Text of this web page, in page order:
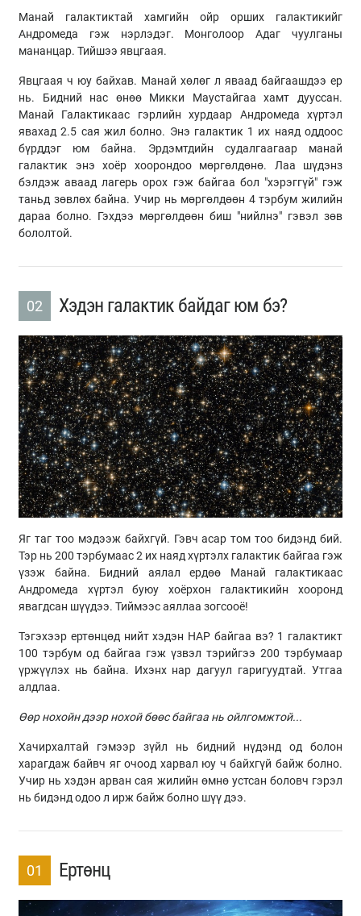
Манай галактиктай хамгийн ойр орших галактикийг
Андромеда гэж нэрлэдэг. Монголоор Адаг чуулганы
мананцар. Тийшээ явцгаая.
Явцгаая ч юу байхав. Манай хөлөг л яваад байгаашдээ ер
нь. Бидний нас өнөө Микки Маустайгаа хамт дууссан.
Манай Галактикаас гэрлийн хурдаар Андромеда хүртэл
явахад 2.5 сая жил болно. Энэ галактик 1 их наяд оддоос
бүрддэг юм байна. Эрдэмтдийн судалгаагаар манай
галактик энэ хоёр хоорондоо мөргөлдөнө. Лаа шүдэнз
бэлдэж аваад лагерь орох гэж байгаа бол "хэрэггүй" гэж
таньд зөвлөх байна. Учир нь мөргөлдөөн 4 тэрбум жилийн
дараа болно. Гэхдээ мөргөлдөөн биш "нийлнэ" гэвэл зөв
бололтой.
02 Хэдэн галактик байдаг юм бэ?
Яг таг тоо мэдээж байхгүй. Гэвч асар том тоо бидэнд бий.
Тэр нь 200 тэрбумаас 2 их наяд хүртэлх галактик байгаа гэж
үзэж байна. Бидний аялал ердөө Манай галактикаас
Андромеда хүртэл буюу хоёрхон галактикийн хооронд
явагдсан шүүдээ. Тиймээс аяллаа зогсооё!
Тэгэхээр ертөнцөд нийт хэдэн НАР байгаа вэ? 1 галактикт
100 тэрбум од байгаа гэж үзвэл тэрийгээ 200 тэрбумаар
үржүүлэх нь байна. Ихэнх нар дагуул гаригуудтай. Утгаа
алдлаа.
Өөр нохойн дээр нохой бөөс байгаа нь ойлгомжтой...
Хачирхалтай гэмээр зүйл нь бидний нүдэнд од болон
харагдаж байвч яг очоод харвал юу ч байхгүй байж болно.
Учир нь хэдэн арван сая жилийн өмнө устсан боловч гэрэл
нь бидэнд одоо л ирж байж болно шүү дээ.
01 Ертөнц